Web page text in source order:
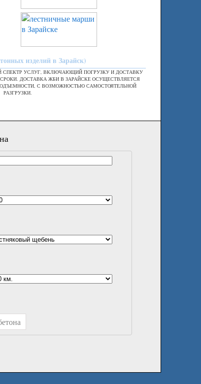
изделий в Зарайск)
УСЛУГ, ВКЛЮЧАЮЩИЙ ПОГРУЗКУ И ДОСТАВКУ
ДОСТАВКА ЖБИ В ЗАРАЙСКЕ ОСУЩЕСТВЛЯЕТСЯ
С ВОЗМОЖНОСТЬЮ САМОСТОЯТЕЛЬНОЙ
РАЗГРУЗКИ.